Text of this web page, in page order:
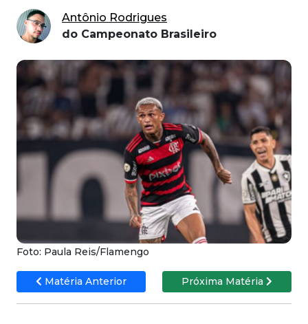
Antônio Rodrigues
do Campeonato Brasileiro
Foto: Paula Reis/Flamengo
Matéria Anterior Próxima Matéria